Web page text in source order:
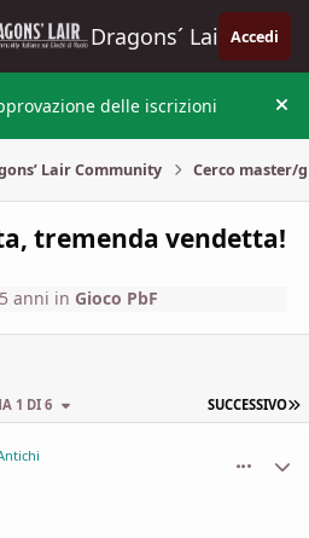
Dragons´ Lair Accedi
delle iscrizioni
Lair Community Cerco master/
tremenda vendetta!
anni in Gioco PbF
SUCCESSIVO
1 DI 6